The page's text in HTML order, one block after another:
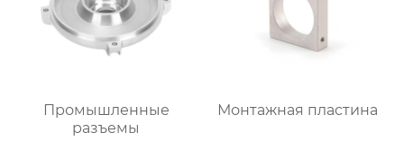
Промышленные
разъемы
Монтажная пластина